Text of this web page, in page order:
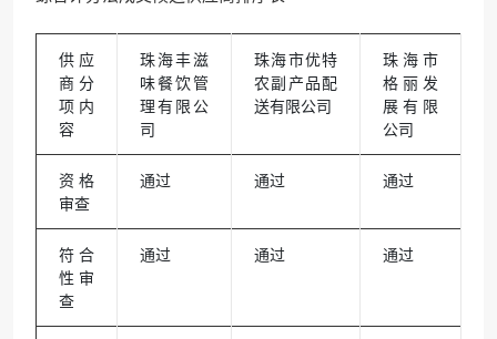
供应
商 分
项内
容
珠海丰滋
味餐饮管
理有限公
司
珠海市优特
农副产品配
送有限公司
珠海市
格丽发
展有限
公司
资格
审查
通过 通过 通过
符合
性审
查
通过 通过 通过